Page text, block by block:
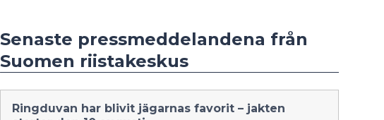
Senaste pressmeddelandena från
Suomen riistakeskus
Ringduvan har blivit jägarnas favorit – jakten